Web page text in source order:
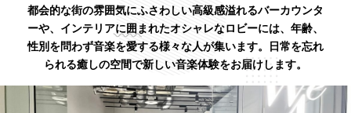
都会的な街の雰囲気にふさわしい高級感溢れるバーカウンタ
ーや、インテリアに囲まれたオシャレなロビーには、 年齢、
性別を問わず音楽を愛する様々な人が集います。日常を忘れ
られる癒しの空間で新しい音楽体験をお届けします。